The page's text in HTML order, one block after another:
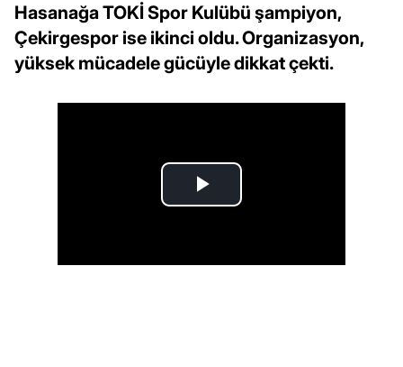
Hasanağa TOKİ Spor Kulübü şampiyon,
Çekirgespor ise ikinci oldu. Organizasyon,
yüksek mücadele gücüyle dikkat çekti.